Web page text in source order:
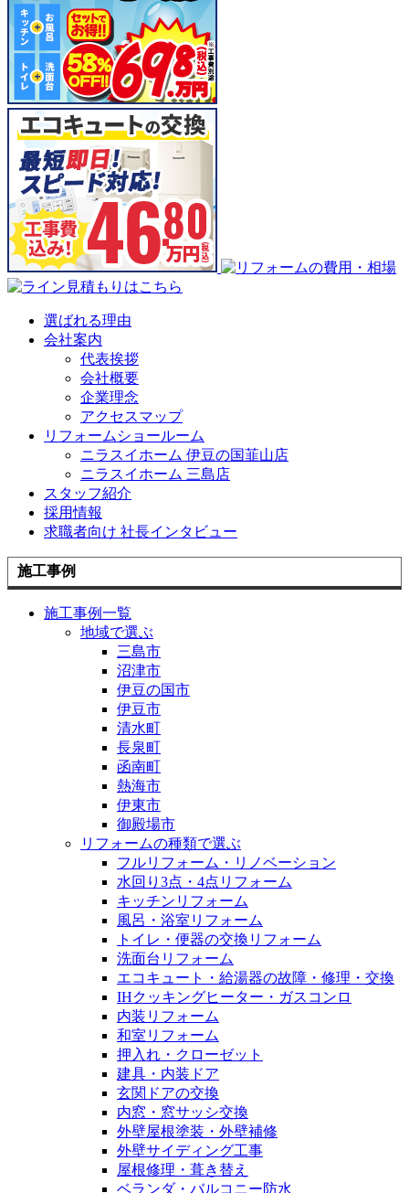
選ばれる理由
会社案内
代表挨拶
会社概要
企業理念
アクセスマップ
リフォームショールーム
ニラスイホーム 伊豆の国韮山店
ニラスイホーム 三島店
スタッフ紹介
採用情報
求職者向け 社長インタビュー
施工事例
施工事例一覧
地域で選ぶ
三島市
沼津市
伊豆の国市
伊豆市
清水町
長泉町
函南町
熱海市
伊東市
御殿場市
リフォームの種類で選ぶ
フルリフォーム・リノベーション
水回り3点・4点リフォーム
キッチンリフォーム
風呂・浴室リフォーム
トイレ・便器の交換リフォーム
洗面台リフォーム
エコキュート・給湯器の故障・修理・交換
IHクッキングヒーター・ガスコンロ
内装リフォーム
和室リフォーム
押入れ・クローゼット
建具・内装ドア
玄関ドアの交換
内窓・窓サッシ交換
外壁屋根塗装・外壁補修
外壁サイディング工事
屋根修理・葺き替え
ベランダ・バルコニー防水